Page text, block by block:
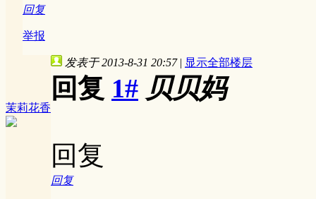
回复
举报
茉莉花香
发表于 2013-8-31 20:57 | 显示全部楼层
回复 1# 贝贝妈
回复
回复